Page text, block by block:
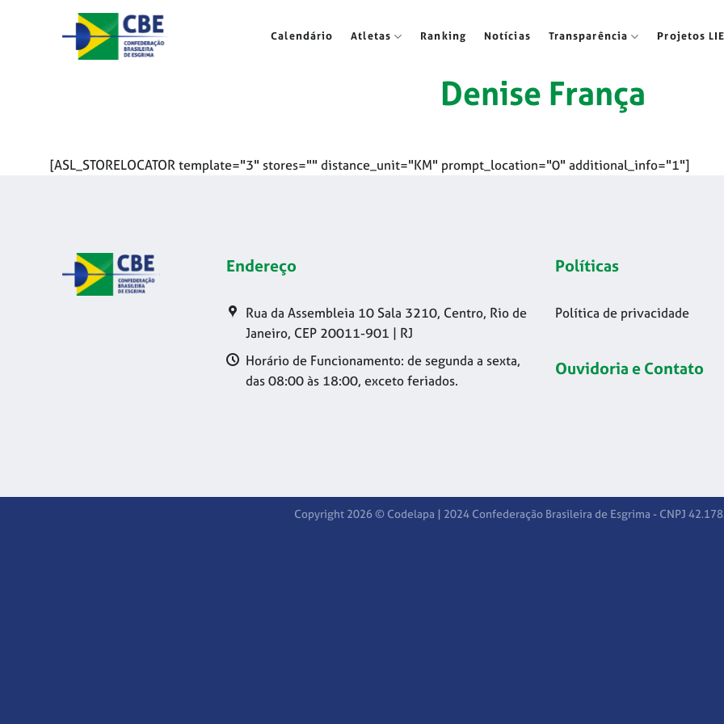
Calendário Atletas Ranking Notícias Transparência Projetos LIE
Denise França
[ASL_STORELOCATOR template="3" stores="" distance_unit="KM" prompt_location="0" additional_info="1"]
Endereço
Rua da Assembleia 10 Sala 3210, Centro, Rio de
Janeiro, CEP 20011-901 | RJ
Horário de Funcionamento: de segunda a sexta,
das 08:00 às 18:00, exceto feriados.
Políticas
Política de privacidade
Ouvidoria e Contato
Copyright 2026 © Codelapa | 2024 Confederação Brasileira de Esgrima - CNPJ